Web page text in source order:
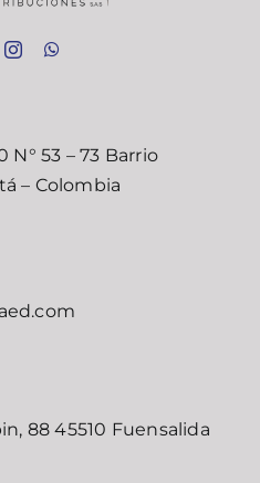
N° 53 – 73 Barrio
– Colombia
88 45510 Fuensalida